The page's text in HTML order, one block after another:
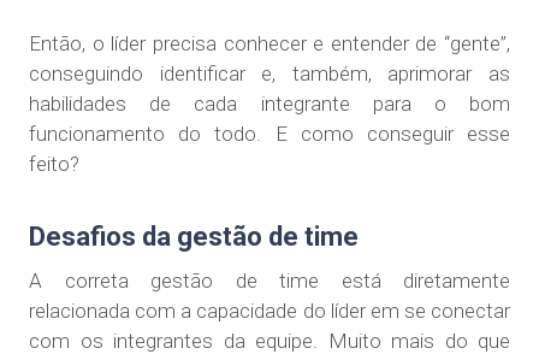
Então, o líder precisa conhecer e entender de “gente”,
conseguindo identificar e, também, aprimorar as
habilidades de cada integrante para o bom
funcionamento do todo. E como conseguir esse
feito?
Desafios da gestão de time
A correta gestão de time está diretamente
relacionada com a capacidade do líder em se conectar
com os integrantes da equipe. Muito mais do que